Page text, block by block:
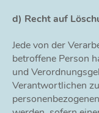
d) Recht auf
Jede von der
betroffene Person
und
Verantwortlichen